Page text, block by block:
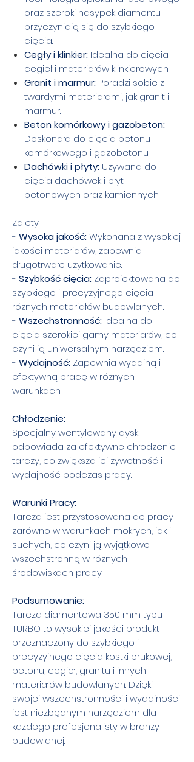
oraz szeroki nasypek diamentu
przyczyniają się do szybkiego
cięcia.
Cegły i klinkier: Idealna do cięcia
cegieł i materiałów klinkierowych.
Granit i marmur: Poradzi sobie z
twardymi materiałami, jak granit i
marmur.
Beton komórkowy i gazobeton:
Doskonała do cięcia betonu
komórkowego i gazobetonu.
Dachówki i płyty: Używana do
cięcia dachówek i płyt
betonowych oraz kamiennych.
Zalety:
- Wysoka jakość:Wykonana z wysokiej
jakości materiałów, zapewnia
długotrwałe użytkowanie.
- Szybkość cięcia: Zaprojektowana do
szybkiego i precyzyjnego cięcia
różnych materiałów budowlanych.
- Wszechstronność: Idealna do
cięcia szerokiej gamy materiałów, co
czyni ją uniwersalnym narzędziem.
- Wydajność: Zapewnia wydajną i
efektywną pracę w różnych
warunkach.
Chłodzenie:
Specjalny wentylowany dysk
odpowiada za efektywne chłodzenie
tarczy, co zwiększa jej żywotność i
wydajność podczas pracy.
Warunki Pracy:
Tarcza jest przystosowana do pracy
zarówno w warunkach mokrych, jak i
suchych, co czyni ją wyjątkowo
wszechstronną w różnych
środowiskach pracy.
Podsumowanie:
Tarcza diamentowa 350 mm typu
TURBO to wysokiej jakości produkt
przeznaczony do szybkiego i
precyzyjnego cięcia kostki brukowej,
betonu, cegieł, granitu i innych
materiałów budowlanych. Dzięki
swojej wszechstronności i wydajności
jest niezbędnym narzędziem dla
każdego profesjonalisty w branży
budowlanej.